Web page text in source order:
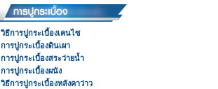
วิธีการปูกระเบื้องเคนไซ
การปูกระเบื้องดินเผา
การปูกระเบื้องสระว่ายน้ำ
การปูกระเบื้องผนัง
วิธีการปูกระเบื้องหลังคาว่าว